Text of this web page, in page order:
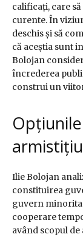
calificați, care
curente. În
deschis și să
că aceștia sunt
Bolojan
încrederea
construi un
Ilie Bolojan
constituirea
guvern
cooperare
având scopul de